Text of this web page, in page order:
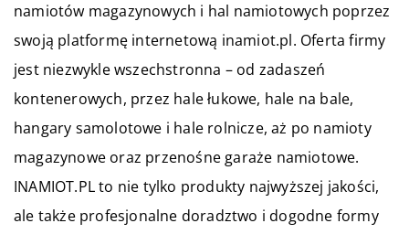
namiotów magazynowych i hal namiotowych poprzez
swoją platformę internetową inamiot.pl. Oferta firmy
jest niezwykle wszechstronna – od zadaszeń
kontenerowych, przez hale łukowe, hale na bale,
hangary samolotowe i hale rolnicze, aż po namioty
magazynowe oraz przenośne garaże namiotowe.
INAMIOT.PL to nie tylko produkty najwyższej jakości,
ale także profesjonalne doradztwo i dogodne formy